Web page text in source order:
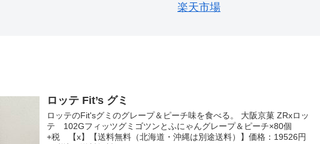
楽天市場
ロッテ Fit’s グミ
ロッテのFit'sグミのグレープ＆ピーチ味を食べる。 大阪京菓 ZRxロッ
テ 102Gフィッツグミゴツンとふにゃんグレープ＆ピーチ×80個
+税 【x】【送料無料（北海道・沖縄は別途送料）】価格：19526円